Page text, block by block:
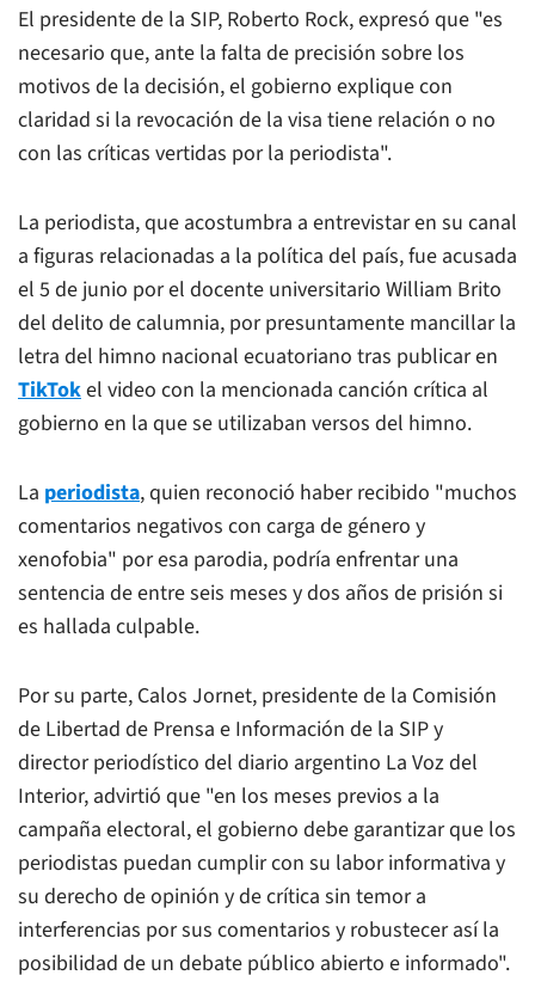
El presidente de la SIP, Roberto Rock, expresó que "es
necesario que, ante la falta de precisión sobre los
motivos de la decisión, el gobierno explique con
claridad si la revocación de la visa tiene relación o no
con las críticas vertidas por la periodista".
La periodista, que acostumbra a entrevistar en su canal
a figuras relacionadas a la política del país, fue acusada
el 5 de junio por el docente universitario William Brito
del delito de calumnia, por presuntamente mancillar la
letra del himno nacional ecuatoriano tras publicar en
TikTokel video con la mencionada canción crítica al
gobierno en la que se utilizaban versos del himno.
La periodista, quien reconoció haber recibido "muchos
comentarios negativos con carga de género y
xenofobia" por esa parodia, podría enfrentar una
sentencia de entre seis meses y dos años de prisión si
es hallada culpable.
Por su parte, Calos Jornet, presidente de la Comisión
de Libertad de Prensa e Información de la SIP y
director periodístico del diario argentino La Voz del
Interior, advirtió que "en los meses previos a la
campaña electoral, el gobierno debe garantizar que los
periodistas puedan cumplir con su labor informativa y
su derecho de opinión y de crítica sin temor a
interferencias por sus comentarios y robustecer así la
posibilidad de un debate público abierto e informado".